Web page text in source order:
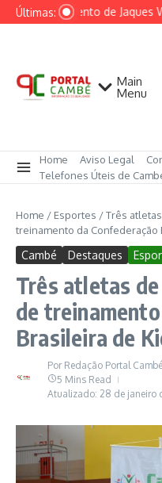
Ir para o conteúdo
Últimas:
Depoimento de Jaques
Main
Menu
Home Aviso Legal
Telefones Úteis de
Home / Esportes /Três
treinamento da Confederação
Cambé Destaques
Três atletas
de
Brasileira de
Por Redação Portal Cambé
5 Mins Read
Atualizado: 28 de janeiro